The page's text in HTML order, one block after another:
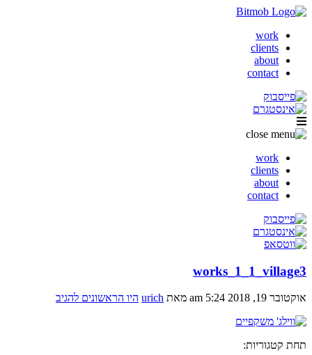
work
clients
about
contact
work
clients
about
contact
works_1_1_village3
אוקטובר 19, 2018 5:24 am מאת urich היו הראשונים להגיב
תחת קטגוריות: